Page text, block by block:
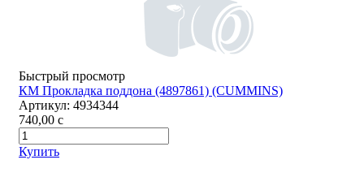
Быстрый просмотр
КМ Прокладка поддона (4897861) (СUMMINS)
Артикул: 4934344
740,00 c
Купить